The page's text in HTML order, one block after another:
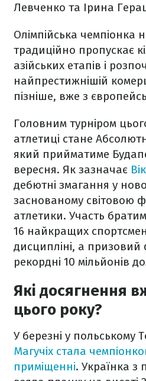
Левченко та Ірина
Олімпійська чемпіонка
традиційно пропускає
азійських етапів і
найпрестижнішій
пізніше, вже з
Головним турніром
атлетиці стане
який прийматиме
вересня. Як зазначає
дебютні змагання у
заснованому світовою
атлетики. Участь
16 найкращих
дисципліні, а
рекордні 10 мільйонів
Які досягнення
цього року?
У березні у польському
Магучіх стала
приміщенні. Українка з